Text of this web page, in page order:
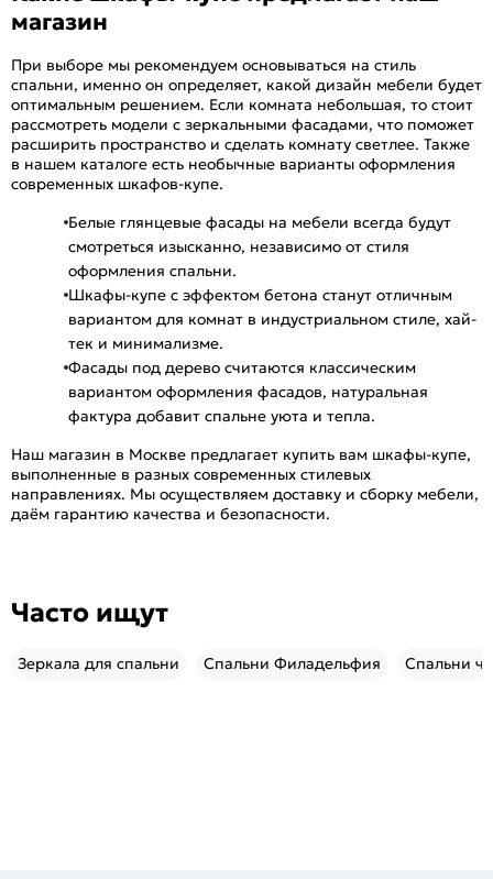
магазин
При выборе мы рекомендуем основываться на стиль
спальни, именно он определяет, какой дизайн мебели будет
оптимальным решением. Если комната небольшая, то стоит
рассмотреть модели с зеркальными фасадами, что поможет
расширить пространство и сделать комнату светлее. Также
в нашем каталоге есть необычные варианты оформления
современных шкафов-купе.
Белые глянцевые фасады на мебели всегда будут
смотреться изысканно, независимо от стиля
оформления спальни.
Шкафы-купе с эффектом бетона станут отличным
вариантом для комнат в индустриальном стиле, хай-
тек и минимализме.
Фасады под дерево считаются классическим
вариантом оформления фасадов, натуральная
фактура добавит спальне уюта и тепла.
Наш магазин в Москве предлагает купить вам шкафы-купе,
выполненные в разных современных стилевых
направлениях. Мы осуществляем доставку и сборку мебели,
даём гарантию качества и безопасности.
Часто ищут
Зеркала для спальни Спальни Филадельфия Спальни